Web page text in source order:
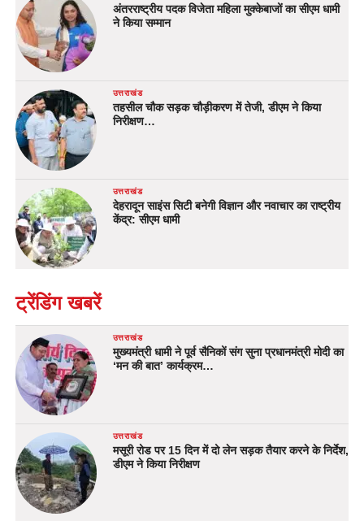
अंतरराष्ट्रीय पदक विजेता महिला मुक्केबाजों का सीएम धामी
ने किया सम्मान
उत्तराखंड
तहसील चौक सड़क चौड़ीकरण में तेजी, डीएम ने किया
निरीक्षण…
उत्तराखंड
देहरादून साइंस सिटी बनेगी विज्ञान और नवाचार का राष्ट्रीय
केंद्र: सीएम धामी
ट्रेंडिंग खबरें
उत्तराखंड
मुख्यमंत्री धामी ने पूर्व सैनिकों संग सुना प्रधानमंत्री मोदी का
‘मन की बात’ कार्यक्रम…
उत्तराखंड
मसूरी रोड पर 15 दिन में दो लेन सड़क तैयार करने के निर्देश,
डीएम ने किया निरीक्षण